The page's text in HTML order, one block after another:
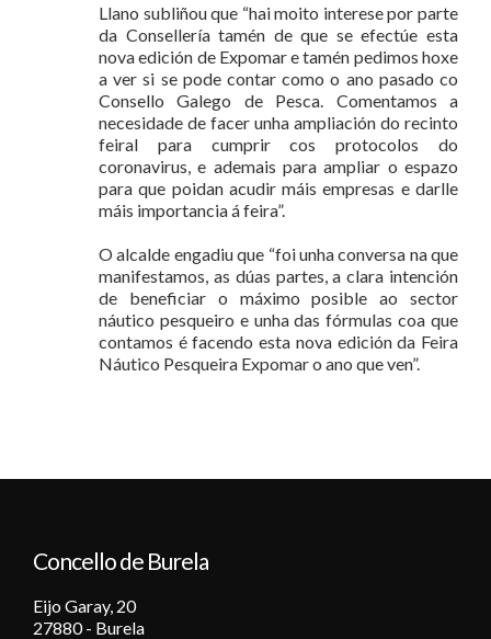
Llano subliñou que “hai moito interese por parte
da Consellería tamén de que se efectúe esta
nova edición de Expomar e tamén pedimos hoxe
a ver si se pode contar como o ano pasado co
Consello Galego de Pesca. Comentamos a
necesidade de facer unha ampliación do recinto
feiral para cumprir cos protocolos do
coronavirus, e ademais para ampliar o espazo
para que poidan acudir máis empresas e darlle
máis importancia á feira”.
O alcalde engadiu que “foi unha conversa na que
manifestamos, as dúas partes, a clara intención
de beneficiar o máximo posible ao sector
náutico pesqueiro e unha das fórmulas coa que
contamos é facendo esta nova edición da Feira
Náutico Pesqueira Expomar o ano que ven”.
Concello de Burela
Eijo Garay, 20
27880 - Burela